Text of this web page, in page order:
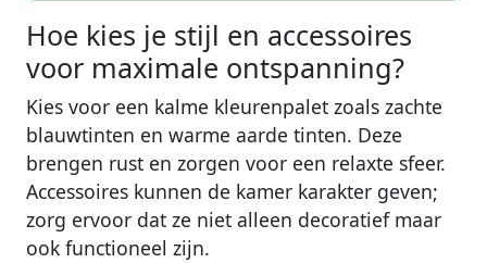
Hoe kies je stijl en accessoires
voor maximale ontspanning?
Kies voor een kalme kleurenpalet zoals zachte
blauwtinten en warme aarde tinten. Deze
brengen rust en zorgen voor een relaxte sfeer.
Accessoires kunnen de kamer karakter geven;
zorg ervoor dat ze niet alleen decoratief maar
ook functioneel zijn.